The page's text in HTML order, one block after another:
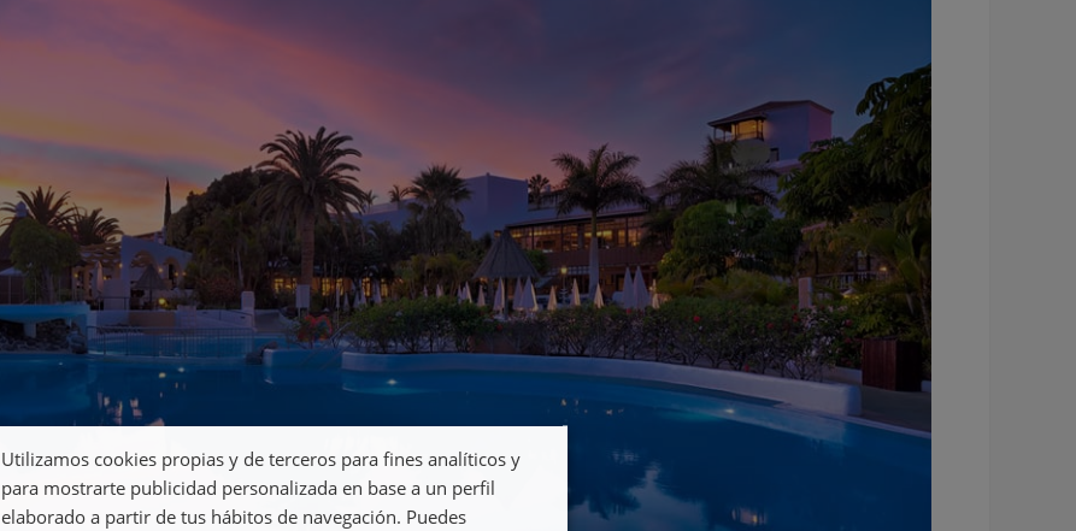
Utilizamos cookies propias y de terceros para fines analíticos y
para mostrarte publicidad personalizada en base a un perfil
elaborado a partir de tus hábitos de navegación. Puedes